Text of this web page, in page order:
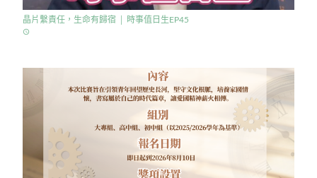
晶片繫責任，生命有歸宿 │ 時事值日生EP45
access_time